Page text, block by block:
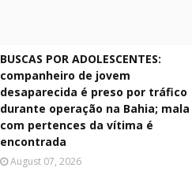
BUSCAS POR ADOLESCENTES:
companheiro de jovem
desaparecida é preso por tráfico
durante operação na Bahia; mala
com pertences da vítima é
encontrada
August 07, 2026